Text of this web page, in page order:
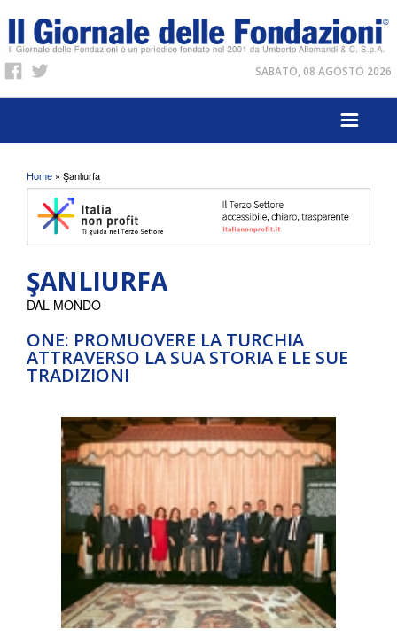
SABATO, 08 AGOSTO 2026
Tu sei qui
Home » Şanlıurfa
ŞANLIURFA
ONE: PROMUOVERE LA TURCHIA
ATTRAVERSO LA SUA STORIA E LE SUE
TRADIZIONI
DAL MONDO